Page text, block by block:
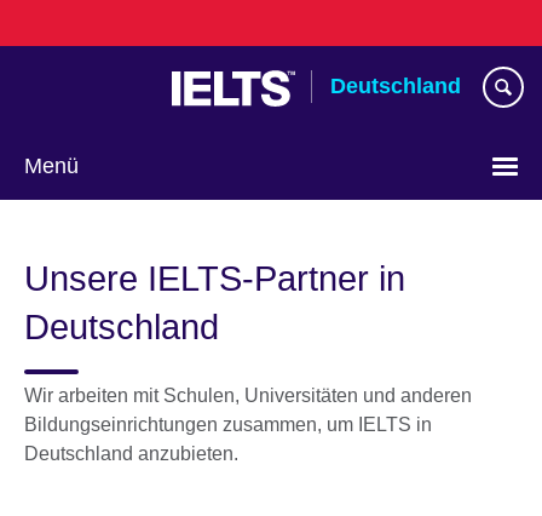
to
Deutschland
Menü
Unsere IELTS-Partner in
Deutschland
Wir arbeiten mit Schulen, Universitäten und anderen
Bildungseinrichtungen zusammen, um IELTS in
Deutschland anzubieten.